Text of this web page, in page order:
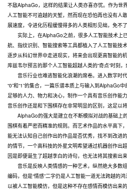
不敌AlphaGo，这样的结果让人类亦喜亦忧。作为世
人工智能不可逾越的天堑，然而现在恐怕再也没有人
展速度，令进化历程缓慢得多的人类相形见绌，免不
实际上，在AlphaGo之前，很多人工智能技术上
航、指纹识别、智能搜索等工具都植入了人工智能技
逐步从科幻世界中走进现实，将来会出现更高智能的
库兹韦尔预言的那个人工智能超越人类的“奇点”时刻
音乐行业也难逃智能化浪潮的席卷。进入数字时
“0”和“1”的集合，一篇乐谱本质上与输入到AlphaGo
足够的人力、物力和决心，制作一个具有音乐创作能
音乐创作还是和下围棋存在非常明显的区别，这足以
AlphaGo的强大是建立在不断模拟对战的基础上
围棋有着严密而精准的规则。而艺术作品的水平高下
能无法认知自己创作出的作品是否优秀，找不到改进
的情节，一个高科技的外星文明希望通过机器创作出
因是即便诞生了超越李白的诗句，也无法将其搜索出
音乐是反映人类情感的一种艺术，纵然绝大多数
编码，但是“情感”二字仍是人工智能一道无法跨越的
以被人工智能模仿，但是这种不存在感情而模仿出来